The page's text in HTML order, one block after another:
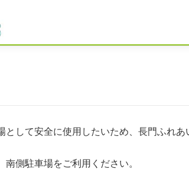
して安全に使用したいため、長門ふれ
側駐車場をご利用ください。